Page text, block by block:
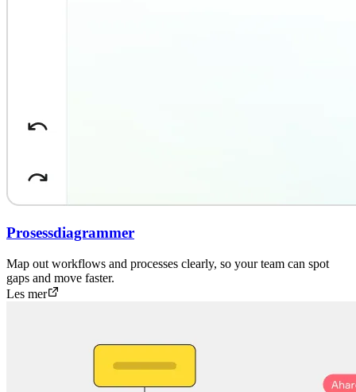
Prosessdiagrammer
Map out workflows and processes clearly, so your team can spot
gaps and move faster.
Les mer